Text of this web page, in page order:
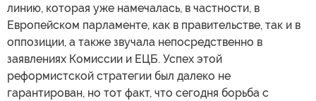
линию, которая уже намечалась, в частности, в
Европейском парламенте, как в правительстве, так и в
оппозиции, а также звучала непосредственно в
заявлениях Комиссии и ЕЦБ. Успех этой
реформистской стратегии был далеко не
гарантирован, но тот факт, что сегодня борьба с